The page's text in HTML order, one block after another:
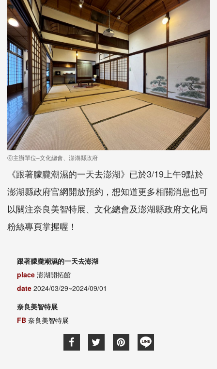
ⓒ主辦單位–文化總會、澎湖縣政府
《跟著朦朧潮濕的一天去澎湖》已於3/19上午9點於
澎湖縣政府官網開放預約，想知道更多相關消息也可
以關注奈良美智特展、文化總會及澎湖縣政府文化局
粉絲專頁掌握喔！
跟著朦朧潮濕的一天去澎湖
place 澎湖開拓館
date 2024/03/29~2024/09/01
奈良美智特展
FB 奈良美智特展